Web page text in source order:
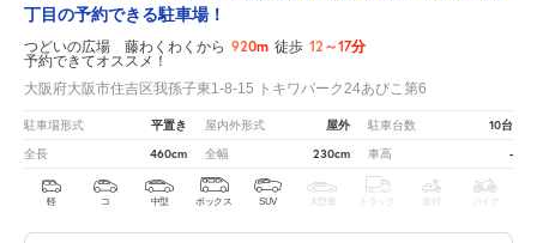
丁目の予約できる駐車場！
つどいの広場 藤わくわくから 920m 徒歩 12～17分
予約できてオススメ！
大阪府大阪市住吉区我孫子東1-8-15 トキワパーク24あびこ第6
駐車場形式 平置き 屋内外形式 屋外 駐車台数 10台
全長 460cm 全幅 230cm 車高 -
軽 コ 中型 ボックス SUV 大型車 トラック 原付 バイク